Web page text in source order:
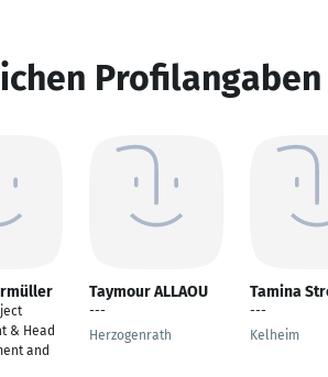
Profilangaben
& Head
and
Taymour ALLAOU
---
Herzogenrath
Tamina
---
Kelheim